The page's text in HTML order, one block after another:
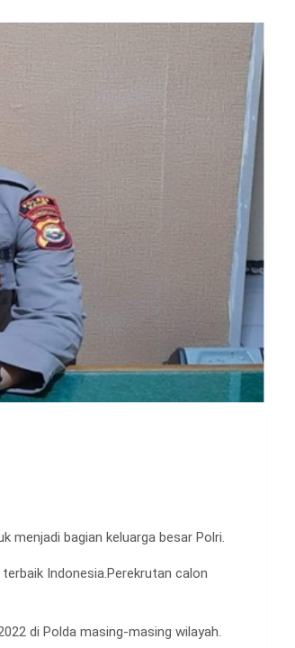
menjadi bagian keluarga besar Polri.
Indonesia.Perekrutan calon
di Polda masing-masing wilayah.